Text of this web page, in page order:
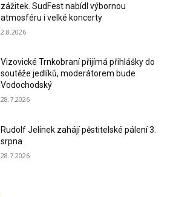
zážitek. SudFest nabídl výbornou
atmosféru i velké koncerty
2.8.2026
Vizovické Trnkobraní přijímá přihlášky do
soutěže jedlíků, moderátorem bude
Vodochodský
28.7.2026
Rudolf Jelínek zahájí pěstitelské pálení 3.
srpna
28.7.2026